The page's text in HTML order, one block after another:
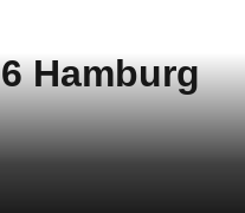
Hamburg